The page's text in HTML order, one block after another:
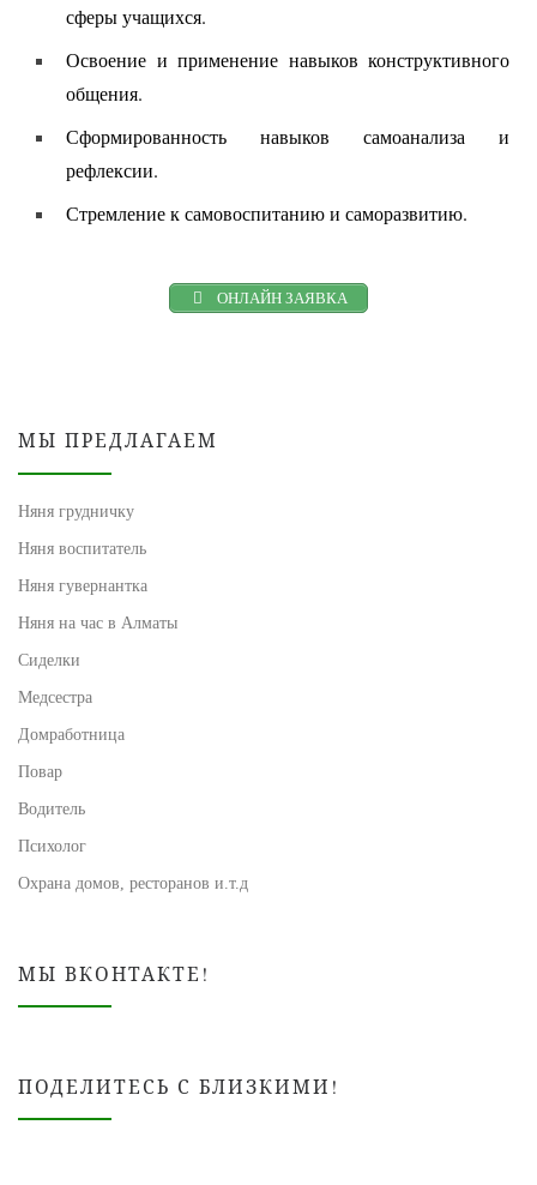
сферы учащихся.
Освоение и применение навыков конструктивного
общения.
Сформированность навыков самоанализа и
рефлексии.
Стремление к самовоспитанию и саморазвитию.
ОНЛАЙН ЗАЯВКА
МЫ ПРЕДЛАГАЕМ
Няня грудничку
Няня воспитатель
Няня гувернантка
Няня на час в Алматы
Сиделки
Медсестра
Домработница
Повар
Водитель
Психолог
Охрана домов, ресторанов и.т.д
МЫ ВКОНТАКТЕ!
ПОДЕЛИТЕСЬ С БЛИЗКИМИ!